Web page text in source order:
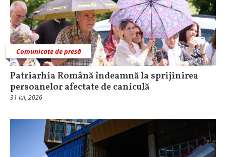
Comunicate de presă
Patriarhia Română îndeamnă la sprijinirea
persoanelor afectate de caniculă
31 Iul, 2026